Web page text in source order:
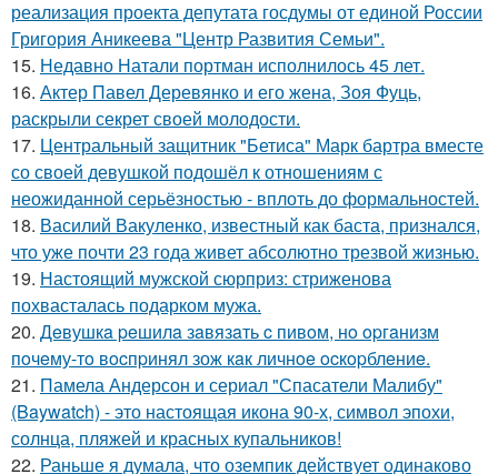
реализация проекта депутата госдумы от единой России
Григория Аникеева "Центр Развития Семьи".
15. Недавно Натали портман исполнилось 45 лет.
16. Актер Павел Деревянко и его жена, Зоя Фуць,
раскрыли секрет своей молодости.
17. Центральный защитник "Бетиса" Марк бартра вместе
со своей девушкой подошёл к отношениям с
неожиданной серьёзностью - вплоть до формальностей.
18. Василий Вакуленко, известный как баста, признался,
что уже почти 23 года живет абсолютно трезвой жизнью.
19. Настоящий мужской сюрприз: стриженова
похвасталась подарком мужа.
20. Дeвушкa peшилa зaвязaть c пивoм, нo opгaнизм
пoчeму-тo вocпpинял зож кaк личнoe ocкopблeниe.
21. Памела Андерсон и сериал "Спасатели Малибу"
(Baywatch) - это настоящая икона 90-х, символ эпохи,
солнца, пляжей и красных купальников!
22. Раньше я думала, что оземпик действует одинаково